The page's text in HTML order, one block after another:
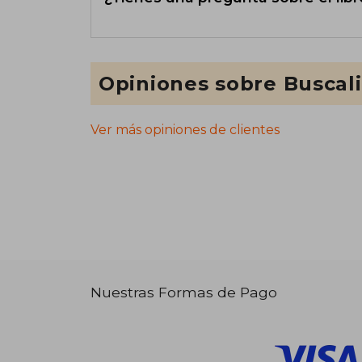
Opiniones sobre
Ver más opiniones de clientes
Nuestras Formas de Pago